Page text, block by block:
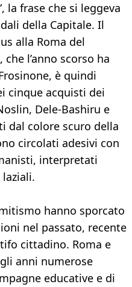
la frase che si leggeva
della Capitale. Il
alla Roma del
l’anno scorso ha
è quindi
cinque acquisti dei
Dele-Bashiru e
dal colore scuro della
circolati adesivi con
interpretati
hanno sporcato
nel passato, recente
cittadino. Roma e
anni numerose
educative e di